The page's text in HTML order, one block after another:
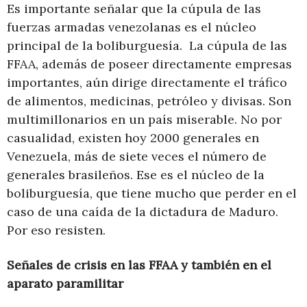
Es importante señalar que la cúpula de las
fuerzas armadas venezolanas es el núcleo
principal de la boliburguesía. La cúpula de las
FFAA, además de poseer directamente empresas
importantes, aún dirige directamente el tráfico
de alimentos, medicinas, petróleo y divisas. Son
multimillonarios en un país miserable. No por
casualidad, existen hoy 2000 generales en
Venezuela, más de siete veces el número de
generales brasileños. Ese es el núcleo de la
boliburguesía, que tiene mucho que perder en el
caso de una caída de la dictadura de Maduro.
Por eso resisten.
Señales de crisis en las FFAA y también en el
aparato paramilitar